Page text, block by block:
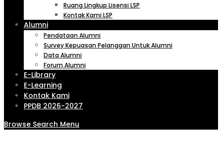
Ruang Lingkup Lisensi LSP
Kontak Kami LSP
Alumni
Pendataan Alumni
Survey Kepuasan Pelanggan Untuk Alumni
Data Alumni
Forum Alumni
E-Library
E-Learning
Kontak Kami
PPDB 2026-2027
Browse Search Menu